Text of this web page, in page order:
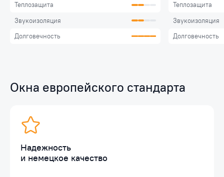
Теплозащита
Звукоизоляция
Долговечность
Теплозащита
Звукоизоляция
Долговечность
Окна европейского стандарта
Надежность
и немецкое качество